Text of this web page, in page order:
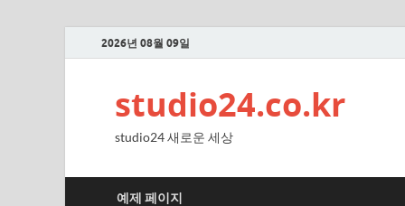
2026년 08월 09일
studio24.co.kr
studio24 새로운 세상
예제 페이지